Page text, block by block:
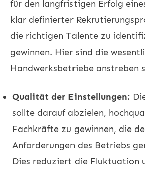
für den langfristigen Erfolg
klar definierter
die richtigen Talente zu
gewinnen. Hier sind die
Handwerksbetriebe anstreben
Qualität der Einstellungen:
sollte darauf abzielen,
Fachkräfte zu gewinnen, die
Anforderungen des Betriebs
Dies reduziert die Fluktuation